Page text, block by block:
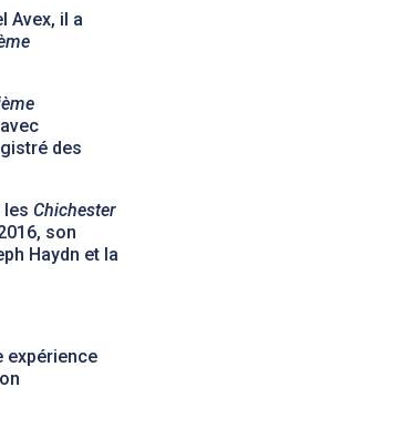
Avex, il a
des
les Chichester
son
Haydn et la
expérience